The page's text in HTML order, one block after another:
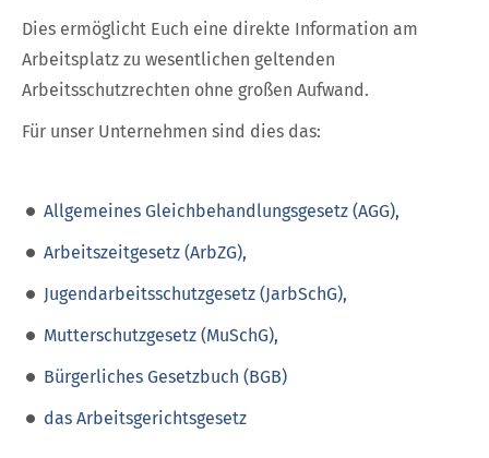
Arbeitsschutz bei FINO
Dies ermöglicht Euch eine direkte Information am
Arbeitsplatz zu wesentlichen geltenden
Arbeitsschutzrechten ohne großen Aufwand.
Für unser Unternehmen sind dies das:
Allgemeines Gleichbehandlungsgesetz (AGG),
Arbeitszeitgesetz (ArbZG),
Jugendarbeitsschutzgesetz (JarbSchG),
Mutterschutzgesetz (MuSchG),
Bürgerliches Gesetzbuch (BGB)
das Arbeitsgerichtsgesetz